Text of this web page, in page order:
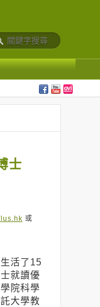
士
或
活了15
就讀優
院科學
大學教